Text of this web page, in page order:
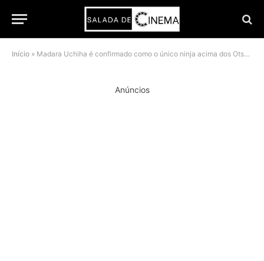
Início » Madara Uchiha é confirmado como o único ninja acima dos Otsutsuki em Boruto: Two Blue Vortex
Anúncios